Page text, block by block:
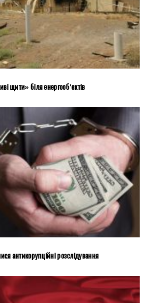
щити» біля енергооб’єктів
антикорупційні розслідування